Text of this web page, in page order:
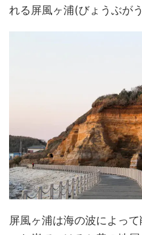
れる屏風ヶ浦(びょうぶが
屏風ヶ浦は海の波によっ